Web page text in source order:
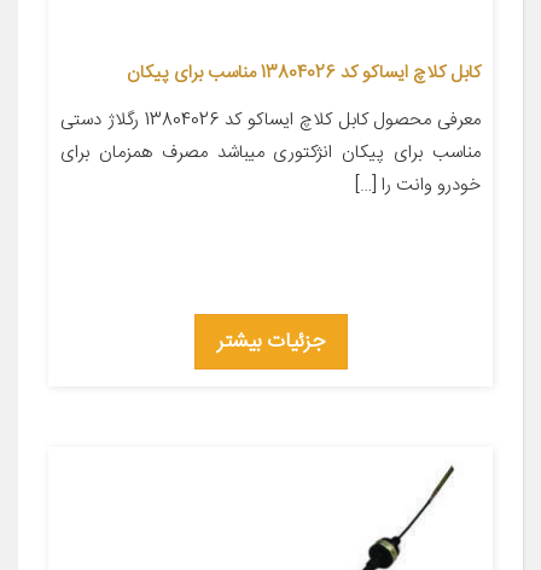
کابل کلاچ ایساکو کد 13804026 مناسب برای پیکان
معرفی محصول کابل کلاچ ایساکو کد 13804026 رگلاژ دستی
مناسب برای پیکان انژکتوری میباشد مصرف همزمان برای
خودرو وانت را […]
جزئیات بیشتر